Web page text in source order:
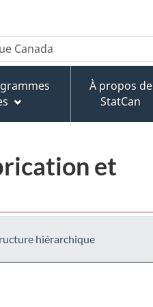
À propos de
StatCan
et
hiérarchique